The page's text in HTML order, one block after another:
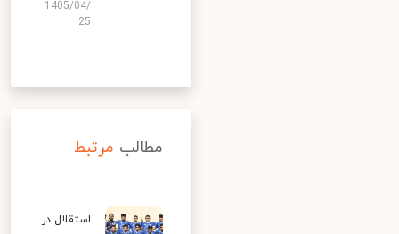
1405/04/
25
مطالب مرتبط
استقلال در